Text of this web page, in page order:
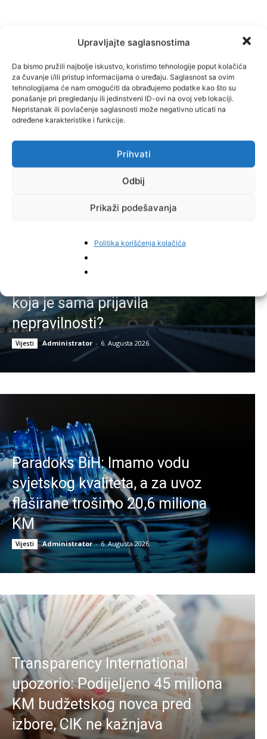
Upravljajte saglasnostima
Da bismo pružili najbolje iskustvo, koristimo tehnologije poput kolačića
za čuvanje i/ili pristup informacijama o uređaju. Saglasnost sa ovim
tehnologijama će nam omogućiti da obrađujemo podatke kao što su
ponašanje pri pregledanju ili jedinstveni ID-ovi na ovoj veb lokaciji.
Nepristanak ili povlačenje saglasnosti može negativno uticati na
određene karakteristike i funkcije.
Prihvati
Odbij
Prikaži podešavanja
Politika korišćenja kolačića
Facebook Pinterest
Najnovije vijesti
Ko će odgovarati ako stane
koja je sama prijavila
nepravilnosti?
Vijesti Administrator - 6. Augusta 2026.
Paradoks BiH: Imamo vodu
svjetskog kvaliteta, a za uvoz
flaširane trošimo 20,6 miliona
KM
Vijesti Administrator - 6. Augusta 2026.
Transparency International
upozorio: Podijeljeno 45 miliona
KM budžetskog novca pred
izbore, CIK ne kažnjava